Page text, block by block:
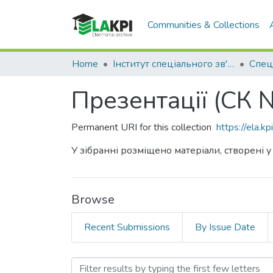
Communities & Collections
Home Інститут спеціального зв'язку та захисту інформації (ІСЗЗІ)
Презентації (СК
Permanent URI for this collection https://
У зібранні розміщено матеріали, створені
Browse
Recent Submissions By Issue Date
Browsing Презентації